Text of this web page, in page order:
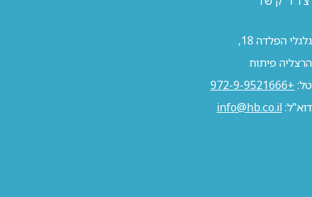
גלגלי הפלדה 18,
הרצליה פיתוח
טל: +972-9-9521666
דוא"ל:info@hb.co.il